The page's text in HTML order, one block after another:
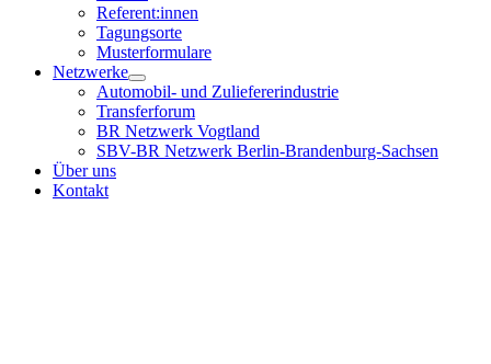
Referent:innen
Tagungsorte
Musterformulare
Netzwerke
Automobil- und Zuliefererindustrie
Transferforum
BR Netzwerk Vogtland
SBV-BR Netzwerk Berlin-Brandenburg-Sachsen
Über uns
Kontakt